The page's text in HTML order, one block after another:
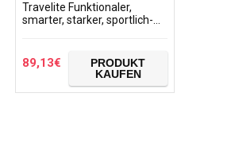
Travelite Funktionaler,
smarter, starker, sportlich-
Trolley Soho Koffer, 66…
89,13€
PRODUKT
KAUFEN